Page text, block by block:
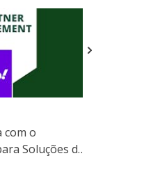
com o
Soluções de